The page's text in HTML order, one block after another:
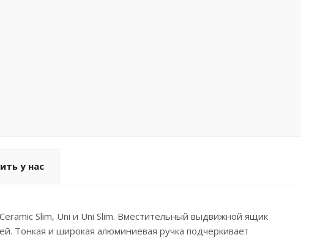
у нас
Slim, Uni и Uni Slim. Вместительный выдвижной ящик
Тонкая и широкая алюминиевая ручка подчеркивает